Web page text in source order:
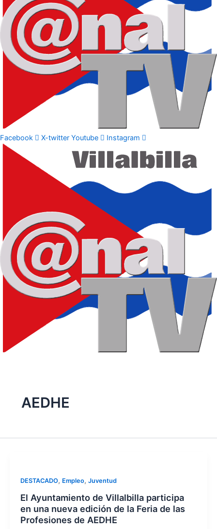
Facebook X-twitter Youtube Instagram
AEDHE
DESTACADO, Empleo, Juventud
El Ayuntamiento de Villalbilla participa
en una nueva edición de la Feria de las
Profesiones de AEDHE